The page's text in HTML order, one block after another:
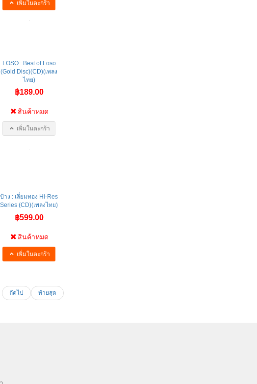
LOSO : Best of Loso
(Gold Disc)(CD)(เพลง
ไทย)
฿189.00
สินค้าหมด
ป้าง : เลี่ยมทอง Hi-Res
Series (CD)(เพลงไทย)
฿599.00
สินค้าหมด
ท้ายสุด